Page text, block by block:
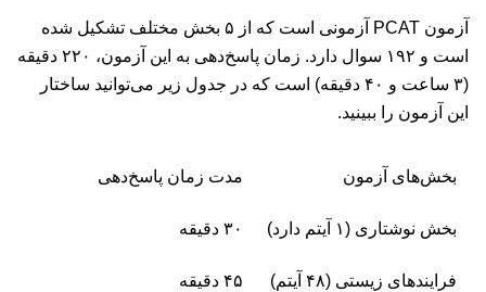
آزمون PCAT آزمونی است که از ۵ بخش مختلف تشکیل شده
است و ۱۹۲ سوال دارد. زمان پاسخ‌دهی به این آزمون، ۲۲۰ دقیقه
(۳ ساعت و ۴۰ دقیقه) است که در جدول زیر می‌توانید ساختار
این آزمون را ببینید.
بخش‌های آزمون مدت زمان پاسخ‌دهی
بخش نوشتاری (۱ آیتم دارد) ۳۰ دقیقه
فرایندهای زیستی (۴۸ آیتم) ۴۵ دقیقه